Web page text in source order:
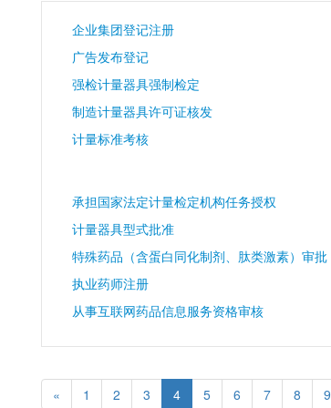
企业集团登记注册
广告发布登记
强检计量器具强制检定
制造计量器具许可证核发
计量标准考核
承担国家法定计量检定机构任务授权
计量器具型式批准
特殊药品（含蛋白同化制剂、肽类激素）审批
执业药师注册
从事互联网药品信息服务资格审核
« 1 2 3 4 5 6 7 8 9